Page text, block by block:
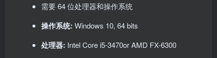
需要 64 位处理器和操作系统
操作系统: Windows 10, 64 bits
处理器: Intel Core i5-3470or AMD FX-6300